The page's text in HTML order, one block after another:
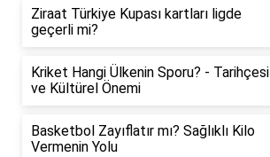
Ziraat Türkiye Kupası kartları ligde
geçerli mi?
Kriket Hangi Ülkenin Sporu? - Tarihçesi
ve Kültürel Önemi
Basketbol Zayıflatır mı? Sağlıklı Kilo
Vermenin Yolu